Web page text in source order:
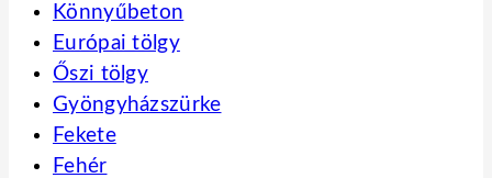
Könnyűbeton
Európai tölgy
Őszi tölgy
Gyöngyházszürke
Fekete
Fehér